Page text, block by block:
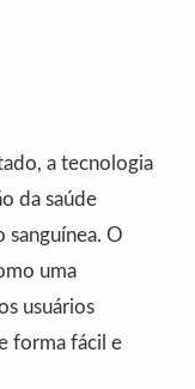
a tecnologia
da saúde
sanguínea. O
uma
usuários
forma fácil e